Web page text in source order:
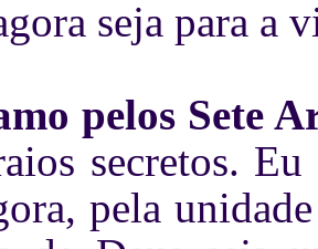
seja para a
pelos Sete
secretos.
pela